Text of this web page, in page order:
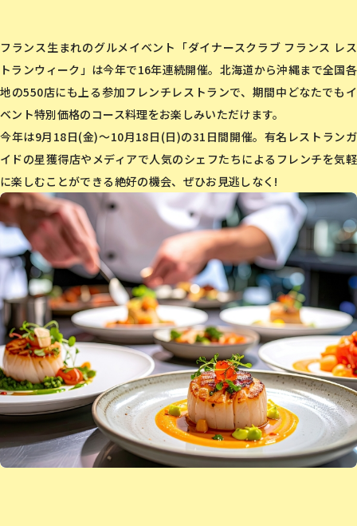
フランス生まれのグルメイベント「ダイナースクラブ フランス レス
トランウィーク」は今年で16年連続開催。北海道から沖縄まで全国各
地の550店にも上る参加フレンチレストランで、期間中どなたでもイ
ベント特別価格のコース料理をお楽しみいただけます。
今年は9月18日(金)〜10月18日(日)の31日間開催。有名レストランガ
イドの星獲得店やメディアで人気のシェフたちによるフレンチを気軽
に楽しむことができる絶好の機会、ぜひお見逃しなく!